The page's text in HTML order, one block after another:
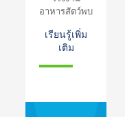
อาหารสัตว์พบ
เรียนรู้เพิ่ม
เติม